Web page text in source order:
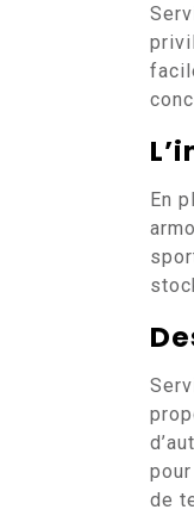
En
de